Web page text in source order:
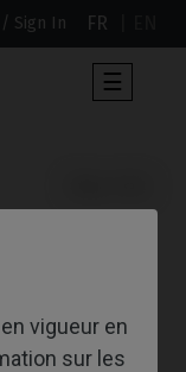
vigueur en
sur les
Sign In FR
Toggle
☰